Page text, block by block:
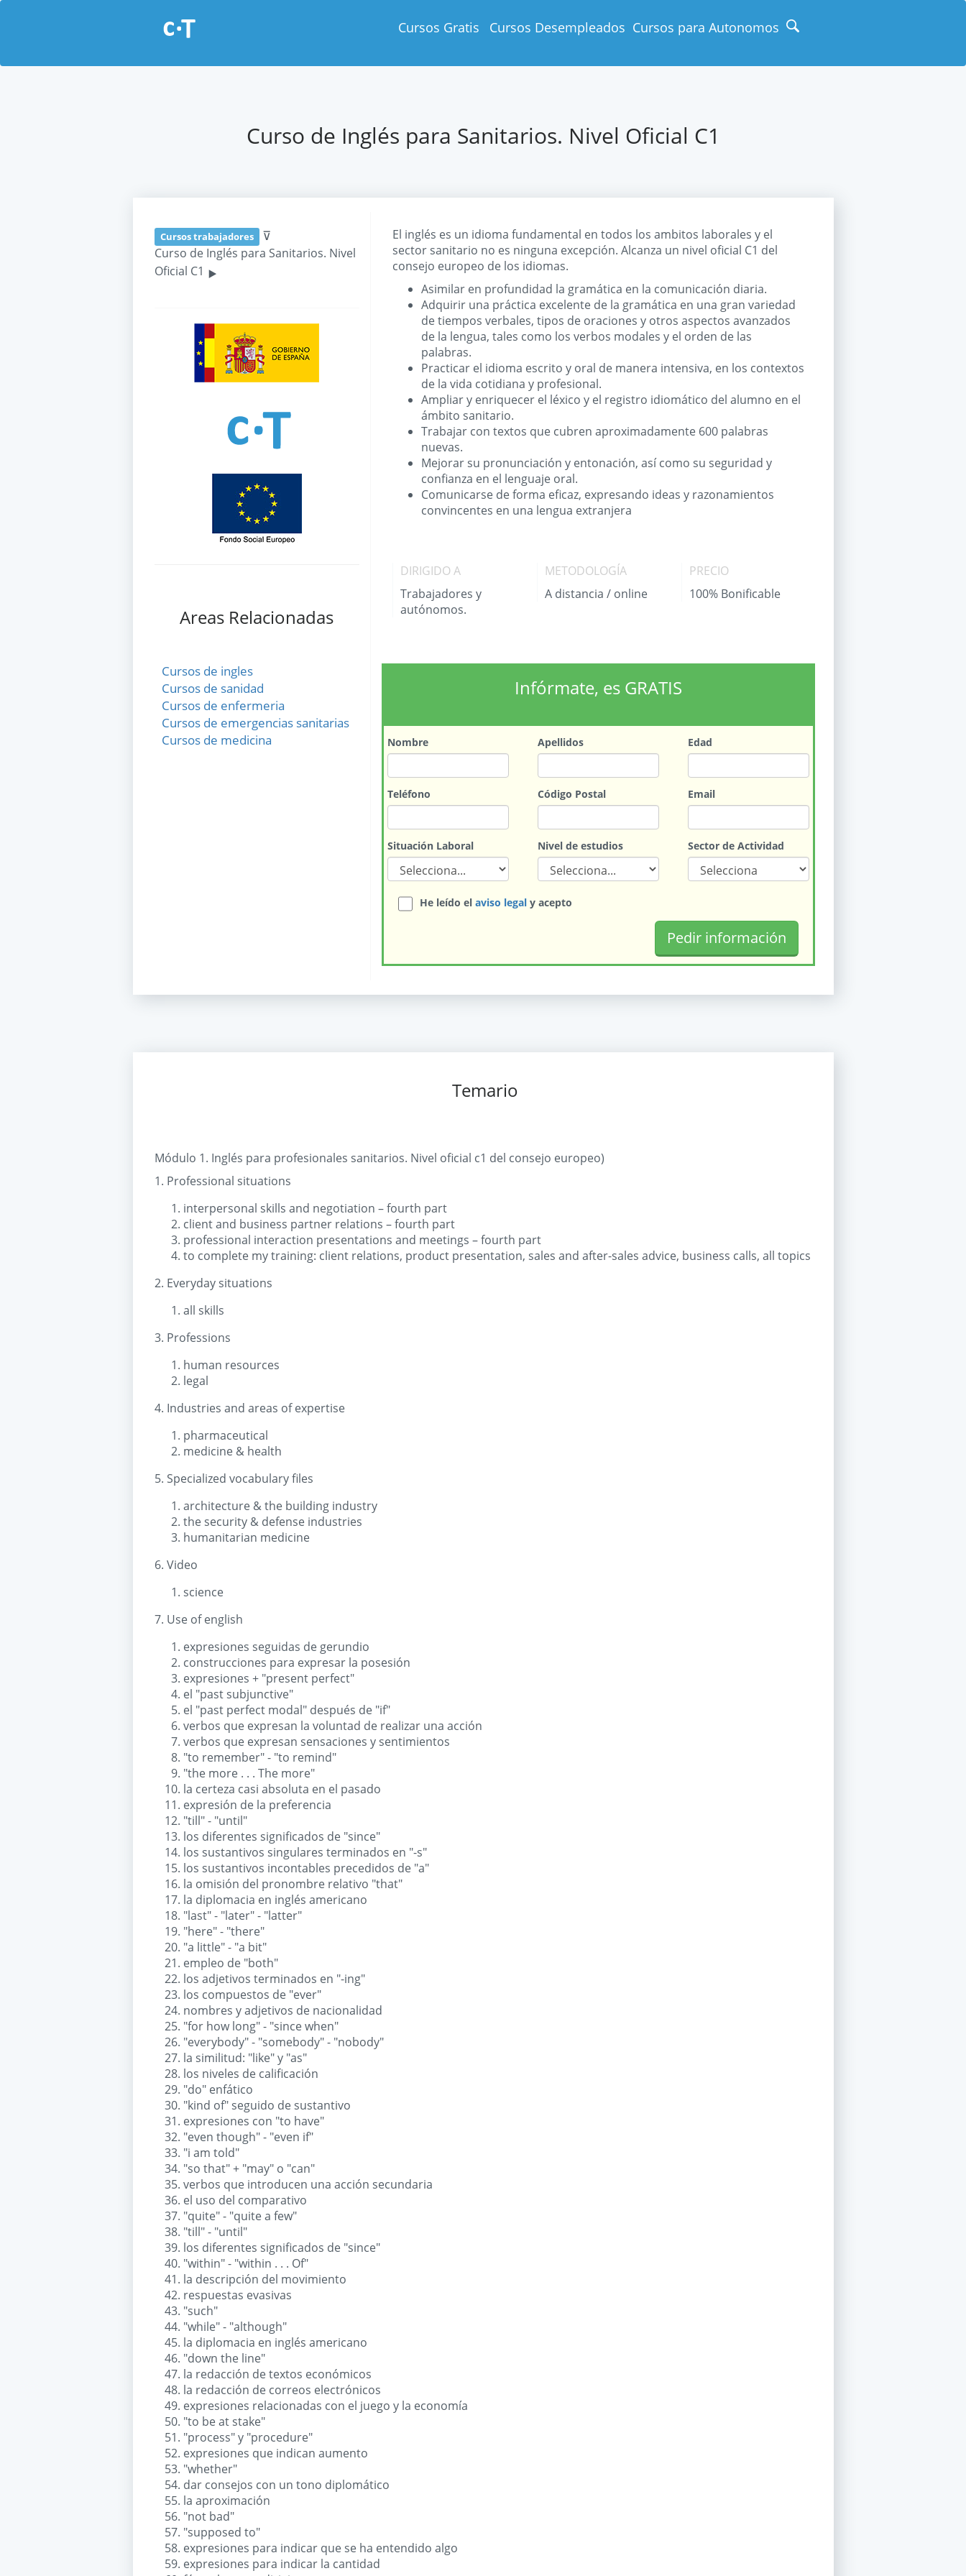
Cursos Gratis Cursos Desempleados Cursos para Autonomos
Curso de Inglés para Sanitarios. Nivel Oficial C1
El inglés es un idioma fundamental en todos los ambitos laborales y el
sector sanitario no es ninguna excepción. Alcanza un nivel oficial C1 del
consejo europeo de los idiomas.
Asimilar en profundidad la gramática en la comunicación diaria.
Adquirir una práctica excelente de la gramática en una gran variedad
de tiempos verbales, tipos de oraciones y otros aspectos avanzados
de la lengua, tales como los verbos modales y el orden de las
palabras.
Practicar el idioma escrito y oral de manera intensiva, en los contextos
de la vida cotidiana y profesional.
Ampliar y enriquecer el léxico y el registro idiomático del alumno en el
ámbito sanitario.
Trabajar con textos que cubren aproximadamente 600 palabras
nuevas.
Mejorar su pronunciación y entonación, así como su seguridad y
confianza en el lenguaje oral.
Comunicarse de forma eficaz, expresando ideas y razonamientos
convincentes en una lengua extranjera
DIRIGIDO A
Trabajadores y
autónomos.
METODOLOGÍA
A distancia / online
PRECIO
100% Bonificable
Infórmate, es GRATIS
Nombre Apellidos Edad
Teléfono Código Postal Email
Situación Laboral Nivel de estudios Sector de Actividad
He leído elaviso legal y acepto
Cursos trabajadores ⊽
Curso de Inglés para Sanitarios. Nivel
Oficial C1 ‣
Areas Relacionadas
Cursos de ingles
Cursos de sanidad
Cursos de enfermeria
Cursos de emergencias sanitarias
Cursos de medicina
Temario
Módulo 1. Inglés para profesionales sanitarios. Nivel oficial c1 del consejo europeo)
1. Professional situations
interpersonal skills and negotiation – fourth part
client and business partner relations – fourth part
professional interaction presentations and meetings – fourth part
to complete my training: client relations, product presentation, sales and after-sales advice, business calls, all topics
2. Everyday situations
all skills
3. Professions
human resources
legal
4. Industries and areas of expertise
pharmaceutical
medicine & health
5. Specialized vocabulary files
architecture & the building industry
the security & defense industries
humanitarian medicine
6. Video
science
7. Use of english
expresiones seguidas de gerundio
construcciones para expresar la posesión
expresiones + "present perfect"
el "past subjunctive"
el "past perfect modal" después de "if"
verbos que expresan la voluntad de realizar una acción
verbos que expresan sensaciones y sentimientos
"to remember" - "to remind"
"the more . . . The more"
la certeza casi absoluta en el pasado
expresión de la preferencia
"till" - "until"
los diferentes significados de "since"
los sustantivos singulares terminados en "-s"
los sustantivos incontables precedidos de "a"
la omisión del pronombre relativo "that"
la diplomacia en inglés americano
"last" - "later" - "latter"
"here" - "there"
"a little" - "a bit"
empleo de "both"
los adjetivos terminados en "-ing"
los compuestos de "ever"
nombres y adjetivos de nacionalidad
"for how long" - "since when"
"everybody" - "somebody" - "nobody"
la similitud: "like" y "as"
los niveles de calificación
"do" enfático
"kind of" seguido de sustantivo
expresiones con "to have"
"even though" - "even if"
"i am told"
"so that" + "may" o "can"
verbos que introducen una acción secundaria
el uso del comparativo
"quite" - "quite a few"
"till" - "until"
los diferentes significados de "since"
"within" - "within . . . Of"
la descripción del movimiento
respuestas evasivas
"such"
"while" - "although"
la diplomacia en inglés americano
"down the line"
la redacción de textos económicos
la redacción de correos electrónicos
expresiones relacionadas con el juego y la economía
"to be at stake"
"process" y "procedure"
expresiones que indican aumento
"whether"
dar consejos con un tono diplomático
la aproximación
"not bad"
"supposed to"
expresiones para indicar que se ha entendido algo
expresiones para indicar la cantidad